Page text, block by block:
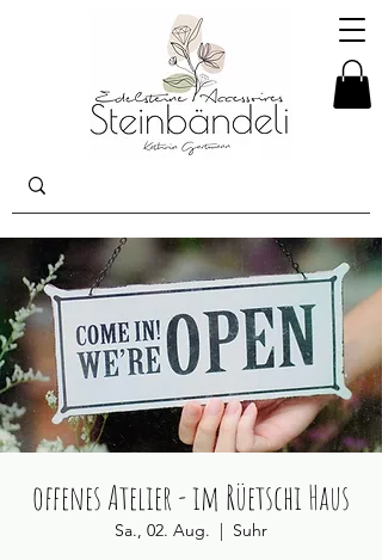
offenes Atelier - im Rüetschi Haus
Sa., 02. Aug.
  |
Suhr